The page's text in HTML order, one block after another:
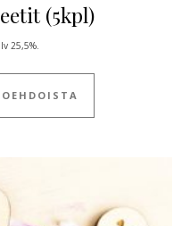
(5kpl)
25,5%.
Tällä tuotteella